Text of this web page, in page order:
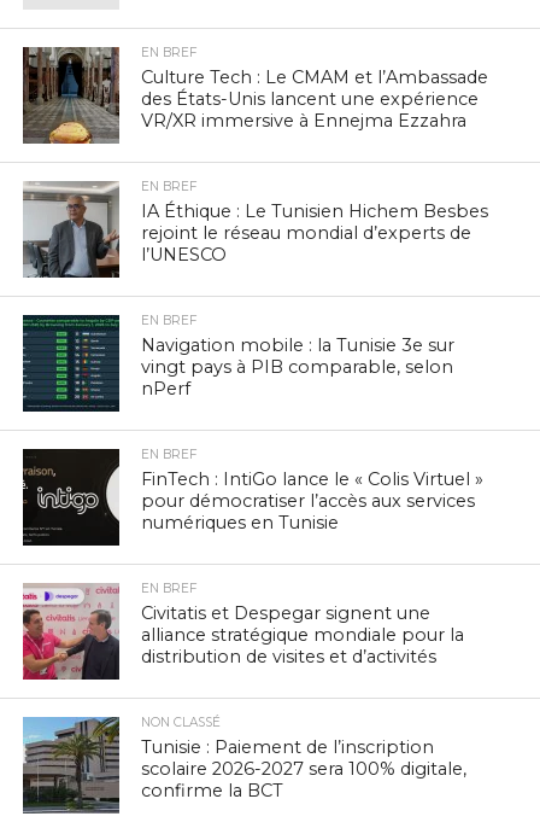
EN BREF
Culture Tech : Le CMAM et l’Ambassade
des États-Unis lancent une expérience
VR/XR immersive à Ennejma Ezzahra
EN BREF
IA Éthique : Le Tunisien Hichem Besbes
rejoint le réseau mondial d’experts de
l’UNESCO
EN BREF
Navigation mobile : la Tunisie 3e sur
vingt pays à PIB comparable, selon
nPerf
EN BREF
FinTech : IntiGo lance le « Colis Virtuel »
pour démocratiser l’accès aux services
numériques en Tunisie
EN BREF
Civitatis et Despegar signent une
alliance stratégique mondiale pour la
distribution de visites et d’activités
NON CLASSÉ
Tunisie : Paiement de l’inscription
scolaire 2026-2027 sera 100% digitale,
confirme la BCT